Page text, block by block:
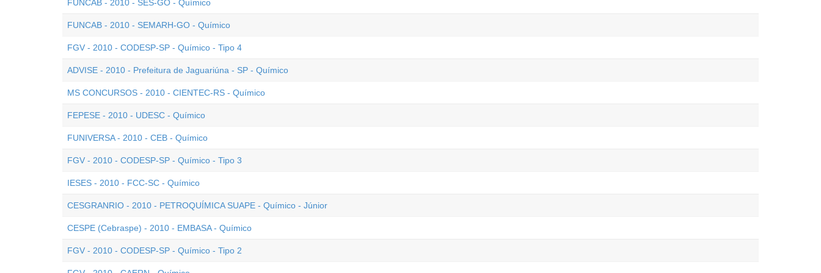
FUNCAB - 2010 - SES-GO - Químico
FUNCAB - 2010 - SEMARH-GO - Químico
FGV - 2010 - CODESP-SP - Químico - Tipo 4
ADVISE - 2010 - Prefeitura de Jaguariúna - SP - Químico
MS CONCURSOS - 2010 - CIENTEC-RS - Químico
FEPESE - 2010 - UDESC - Químico
FUNIVERSA - 2010 - CEB - Químico
FGV - 2010 - CODESP-SP - Químico - Tipo 3
IESES - 2010 - FCC-SC - Químico
CESGRANRIO - 2010 - PETROQUÍMICA SUAPE - Químico - Júnior
CESPE (Cebraspe) - 2010 - EMBASA - Químico
FGV - 2010 - CODESP-SP - Químico - Tipo 2